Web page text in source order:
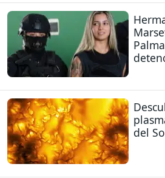
del